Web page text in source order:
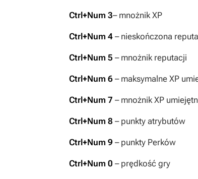
Ctrl+Num 3– mnożnik XP
Ctrl+Num 4 – nieskończona
Ctrl+Num 5 – mnożnik reputacji
Ctrl+Num 6 – maksymalne XP
Ctrl+Num 7 – mnożnik XP
Ctrl+Num 8 – punkty atrybutów
Ctrl+Num 9 – punkty Perków
Ctrl+Num 0 – prędkość gry